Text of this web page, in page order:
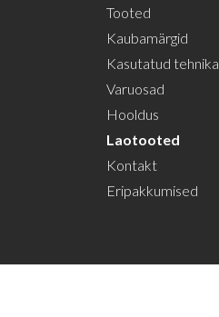
Tooted
Kaubamärgid
Kasutatud tehnika
Varuosad
Hooldus
Laotooted
Kontakt
Eripakkumised